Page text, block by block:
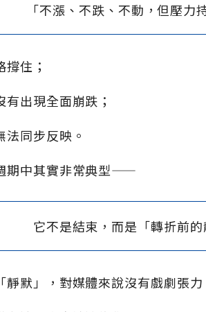
「不漲、不跌、不動，但壓力
住；
出現全面崩跌；
同步反映。
期中其實非常典型——
它不是結束，而是「轉折前的
默」，對媒體來說沒有戲劇張